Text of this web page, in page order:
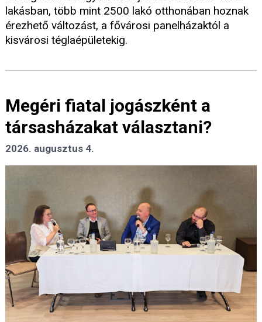
lakásban, több mint 2500 lakó otthonában hoznak
érezhető változást, a fővárosi panelházaktól a
kisvárosi téglaépületekig.
Megéri fiatal jogászként a
társasházakat választani?
2026. augusztus 4.